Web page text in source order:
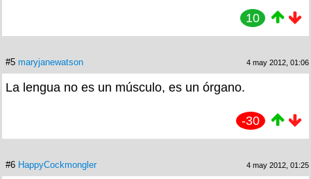
10
#5 maryjanewatson 4 may 2012, 01:06
La lengua no es un músculo, es un órgano.
-30
#6 HappyCockmongler 4 may 2012, 01:25